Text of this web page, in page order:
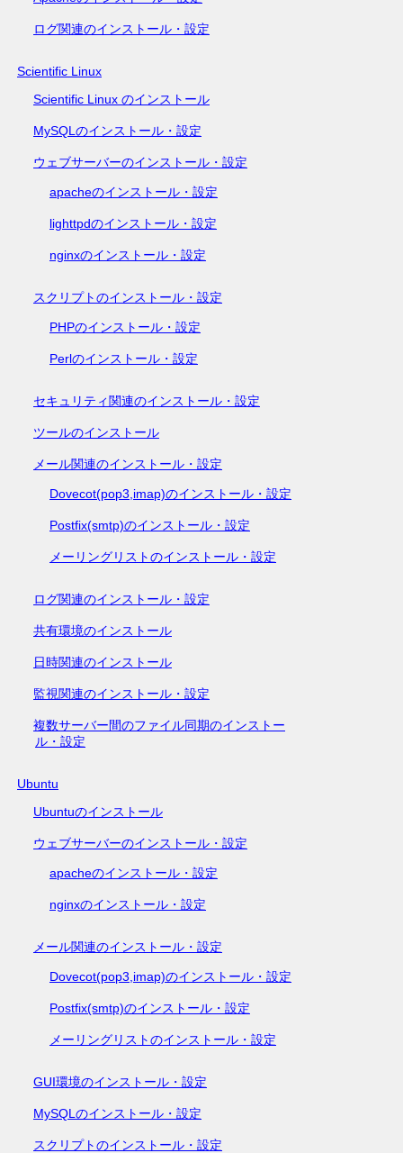
ログ関連のインストール・設定
Scientific Linux
Scientific Linux のインストール
MySQLのインストール・設定
ウェブサーバーのインストール・設定
apacheのインストール・設定
lighttpdのインストール・設定
nginxのインストール・設定
スクリプトのインストール・設定
PHPのインストール・設定
Perlのインストール・設定
セキュリティ関連のインストール・設定
ツールのインストール
メール関連のインストール・設定
Dovecot(pop3,imap)のインストール・設定
Postfix(smtp)のインストール・設定
メーリングリストのインストール・設定
ログ関連のインストール・設定
共有環境のインストール
日時関連のインストール
監視関連のインストール・設定
複数サーバー間のファイル同期のインストー
ル・設定
Ubuntu
Ubuntuのインストール
ウェブサーバーのインストール・設定
apacheのインストール・設定
nginxのインストール・設定
メール関連のインストール・設定
Dovecot(pop3,imap)のインストール・設定
Postfix(smtp)のインストール・設定
メーリングリストのインストール・設定
GUI環境のインストール・設定
MySQLのインストール・設定
スクリプトのインストール・設定